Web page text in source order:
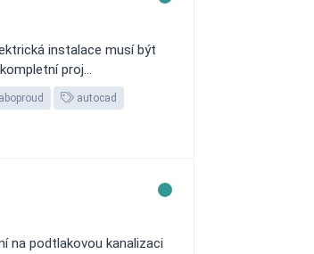
instalace musí být
proj...
autocad
na podtlakovou kanalizaci